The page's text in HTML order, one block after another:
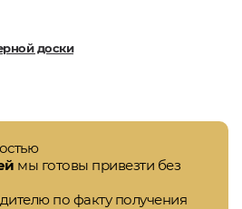
доски
мы готовы привезти без
по факту получения